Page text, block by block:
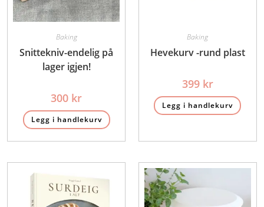
Baking
Snittekniv-endelig på
lager igjen!
300 kr
Legg i handlekurv
Baking
Hevekurv -rund plast
399 kr
Legg i handlekurv